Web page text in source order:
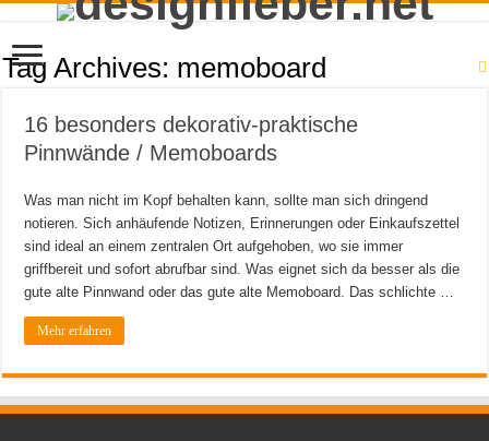
Tag Archives: memoboard
16 besonders dekorativ-praktische
Pinnwände / Memoboards
Was man nicht im Kopf behalten kann, sollte man sich dringend
notieren. Sich anhäufende Notizen, Erinnerungen oder Einkaufszettel
sind ideal an einem zentralen Ort aufgehoben, wo sie immer
griffbereit und sofort abrufbar sind. Was eignet sich da besser als die
gute alte Pinnwand oder das gute alte Memoboard. Das schlichte …
Mehr erfahren